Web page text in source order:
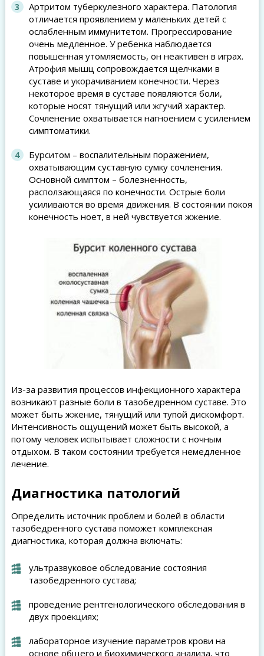
Артритом туберкулезного характера. Патология
отличается проявлением у маленьких детей с
ослабленным иммунитетом. Прогрессирование
очень медленное. У ребенка наблюдается
повышенная утомляемость, он неактивен в играх.
Атрофия мышц сопровождается щелчками в
суставе и укорачиванием конечности. Через
некоторое время в суставе появляются боли,
которые носят тянущий или жгучий характер.
Сочленение охватывается нагноением с усилением
симптоматики.
Бурситом – воспалительным поражением,
охватывающим суставную сумку сочленения.
Основной симптом – болезненность,
расползающаяся по конечности. Острые боли
усиливаются во время движения. В состоянии покоя
конечность ноет, в ней чувствуется жжение.
Из-за развития процессов инфекционного характера
возникают разные боли в тазобедренном суставе. Это
может быть жжение, тянущий или тупой дискомфорт.
Интенсивность ощущений может быть высокой, а
потому человек испытывает сложности с ночным
отдыхом. В таком состоянии требуется немедленное
лечение.
Диагностика патологий
Определить источник проблем и болей в области
тазобедренного сустава поможет комплексная
диагностика, которая должна включать:
ультразвуковое обследование состояния
тазобедренного сустава;
проведение рентгенологического обследования в
двух проекциях;
лабораторное изучение параметров крови на
основе общего и биохимического анализа, что